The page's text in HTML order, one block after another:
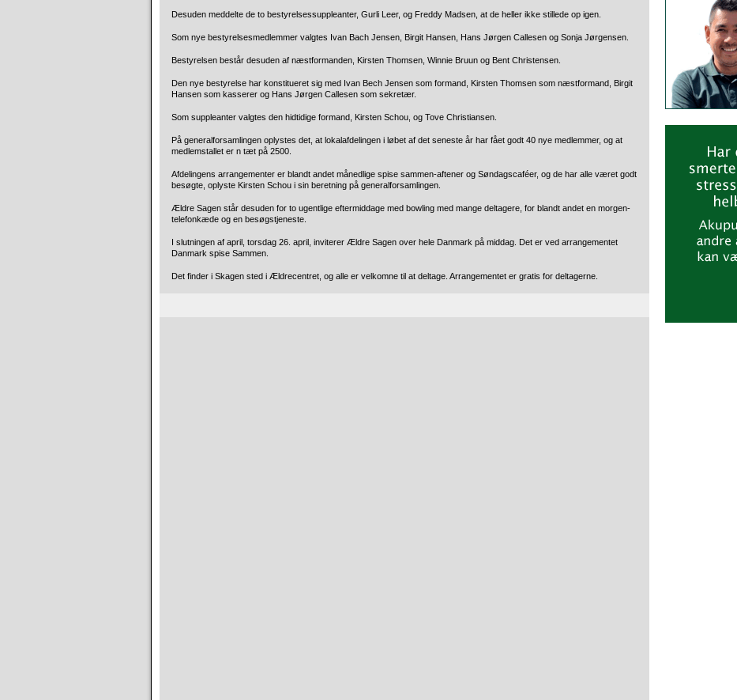
Desuden meddelte de to bestyrelsessuppleanter, Gurli Leer, og Freddy Madsen, at de heller ikke stillede op igen.
Som nye bestyrelsesmedlemmer valgtes Ivan Bach Jensen, Birgit Hansen, Hans Jørgen Callesen og Sonja Jørgensen.
Bestyrelsen består desuden af næstformanden, Kirsten Thomsen, Winnie Bruun og Bent Christensen.
Den nye bestyrelse har konstitueret sig med Ivan Bech Jensen som formand, Kirsten Thomsen som næstformand, Birgit
Hansen som kasserer og Hans Jørgen Callesen som sekretær.
Som suppleanter valgtes den hidtidige formand, Kirsten Schou, og Tove Christiansen.
På generalforsamlingen oplystes det, at lokalafdelingen i løbet af det seneste år har fået godt 40 nye medlemmer, og at
medlemstallet er n tæt på 2500.
Afdelingens arrangementer er blandt andet månedlige spise sammen-aftener og Søndagscaféer, og de har alle været godt
besøgte, oplyste Kirsten Schou i sin beretning på generalforsamlingen.
Ældre Sagen står desuden for to ugentlige eftermiddage med bowling med mange deltagere, for blandt andet en morgen-
telefonkæde og en besøgstjeneste.
I slutningen af april, torsdag 26. april, inviterer Ældre Sagen over hele Danmark på middag. Det er ved arrangementet
Danmark spise Sammen.
Det finder i Skagen sted i Ældrecentret, og alle er velkomne til at deltage. Arrangementet er gratis for deltagerne.